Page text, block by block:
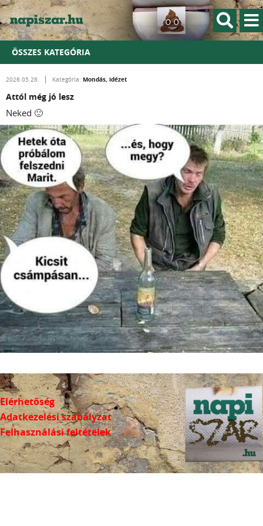
ÖSSZES KATEGÓRIA
2026.05.28. Kategória: Mondás, idézet
Attól még jó lesz
Neked 🙂
Elérhetőség
Adatkezelési szabályzat
Felhasználási feltételek